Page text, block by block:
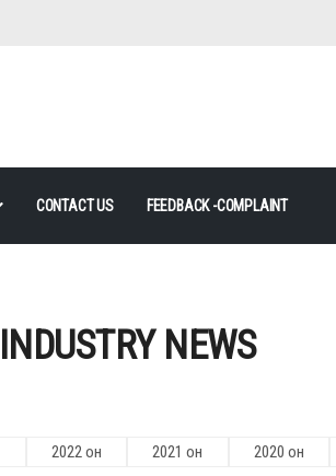
CONTACT US FEEDBACK -COMPLAINT
INDUSTRY NEWS
2022 он 2021 он 2020 он